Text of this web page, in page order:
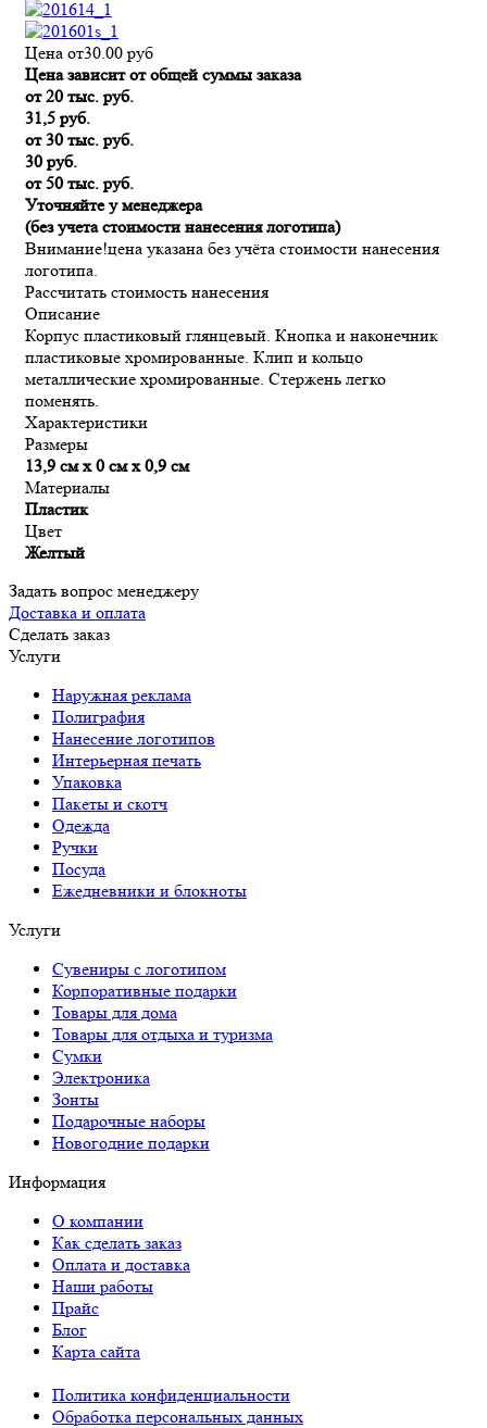
Цена от30.00 руб
Цена зависит от общей суммы заказа
от 20 тыс. руб.
31,5 руб.
от 30 тыс. руб.
30 руб.
от 50 тыс. руб.
Уточняйте у менеджера
(без учета стоимости нанесения логотипа)
Внимание!цена указана без учёта стоимости нанесения
логотипа.
Рассчитать стоимость нанесения
Описание
Корпус пластиковый глянцевый. Кнопка и наконечник
пластиковые хромированные. Клип и кольцо
металлические хромированные. Стержень легко
поменять.
Характеристики
Размеры
13,9 см х 0 см х 0,9 см
Материалы
Пластик
Цвет
Желтый
Задать вопрос менеджеру
Доставка и оплата
Сделать заказ
Услуги
Наружная реклама
Полиграфия
Нанесение логотипов
Интерьерная печать
Упаковка
Пакеты и скотч
Одежда
Ручки
Посуда
Ежедневники и блокноты
Услуги
Сувениры с логотипом
Корпоративные подарки
Товары для дома
Товары для отдыха и туризма
Сумки
Электроника
Зонты
Подарочные наборы
Новогодние подарки
Информация
О компании
Как сделать заказ
Оплата и доставка
Наши работы
Прайс
Блог
Карта сайта
Политика конфиденциальности
Обработка персональных данных